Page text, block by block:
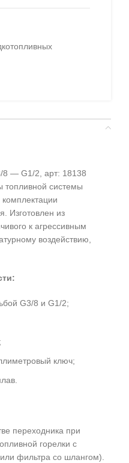
8 — G1/2, арт: 18138
топливной системы
Изготовлен из
к агрессивным
воздействию,
G3/8 и G1/2;
ключ;
переходника при
горелки с
фильтра со шлангом).